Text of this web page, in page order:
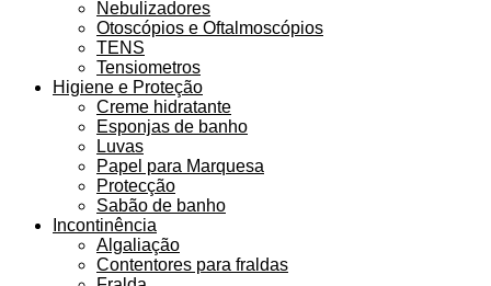
Nebulizadores
Otoscópios e Oftalmoscópios
TENS
Tensiometros
Higiene e Proteção
Creme hidratante
Esponjas de banho
Luvas
Papel para Marquesa
Protecção
Sabão de banho
Incontinência
Algaliação
Contentores para fraldas